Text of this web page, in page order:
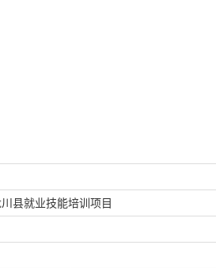
县就业技能培训项目